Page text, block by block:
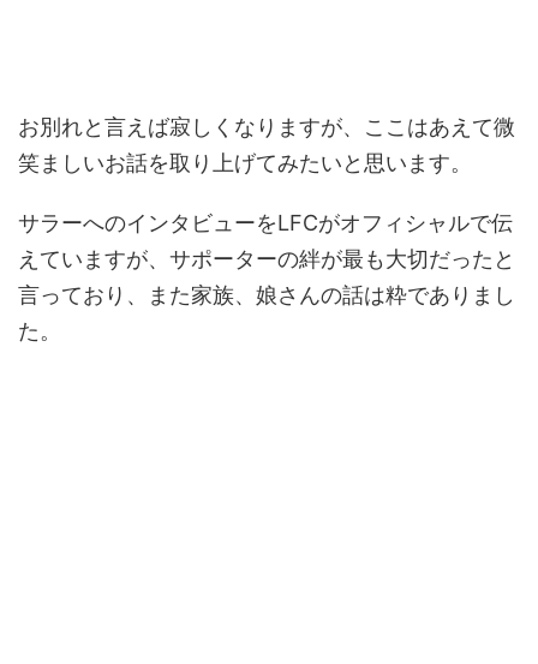
お別れと言えば寂しくなりますが、ここはあえて微
笑ましいお話を取り上げてみたいと思います。
サラーへのインタビューをLFCがオフィシャルで伝
えていますが、サポーターの絆が最も大切だったと
言っており、また家族、娘さんの話は粋でありまし
た。